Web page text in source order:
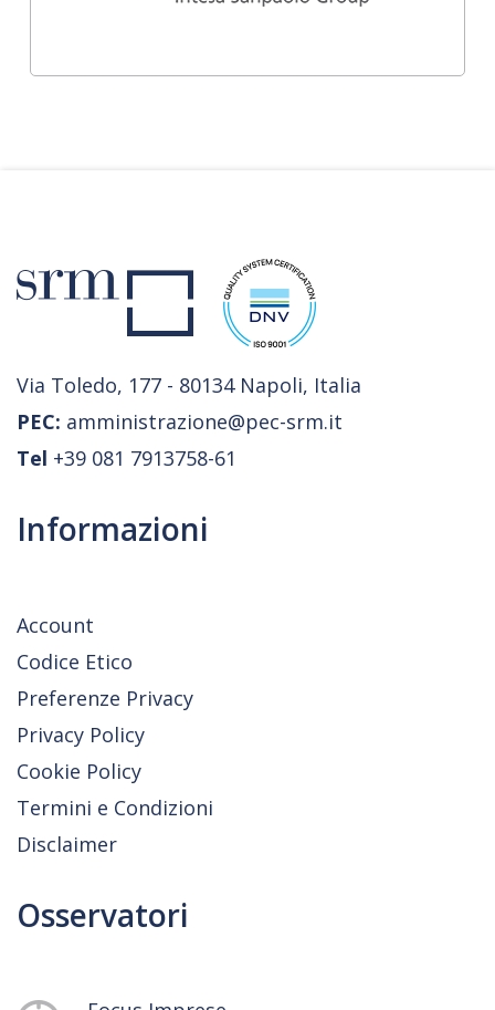
Via Toledo, 177 - 80134 Napoli, Italia
PEC: amministrazione@pec-srm.it
Tel +39 081 7913758-61
Informazioni
Account
Codice Etico
Preferenze Privacy
Privacy Policy
Cookie Policy
Termini e Condizioni
Disclaimer
Osservatori